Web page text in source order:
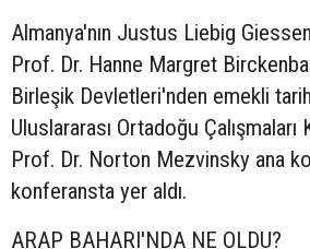
Almanya'nın Justus Liebig
Prof. Dr. Hanne Margret
Birleşik Devletleri'nden emekli
Uluslararası Ortadoğu Çalışmaları
Prof. Dr. Norton Mezvinsky ana
konferansta yer aldı.
ARAP BAHARI'NDA NE OLDU?